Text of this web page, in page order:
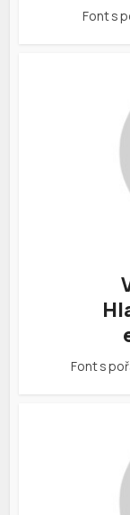
Font s
Font s